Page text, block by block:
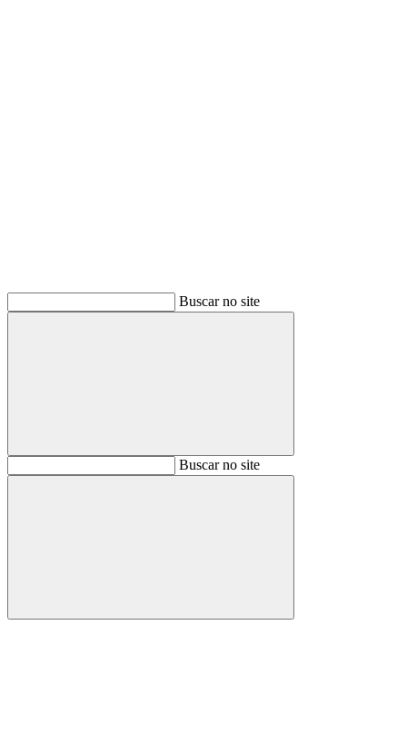
Buscar no site
BuscarBuscar no site
Buscar